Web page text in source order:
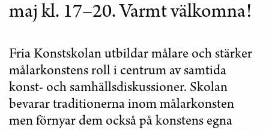
maj kl. 17–20. Varmt välkomna!
Fria Konstskolan utbildar målare och stärker
målarkonstens roll i centrum av samtida
konst- och samhällsdiskussioner. Skolan
bevarar traditionerna inom målarkonsten
men förnyar dem också på konstens egna